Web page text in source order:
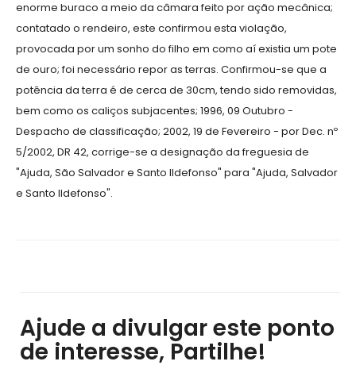
enorme buraco a meio da câmara feito por ação mecânica;
contatado o rendeiro, este confirmou esta violação,
provocada por um sonho do filho em como aí existia um pote
de ouro; foi necessário repor as terras. Confirmou-se que a
potência da terra é de cerca de 30cm, tendo sido removidas,
bem como os caliços subjacentes; 1996, 09 Outubro -
Despacho de classificação; 2002, 19 de Fevereiro - por Dec. nº
5/2002, DR 42, corrige-se a designação da freguesia de
"Ajuda, São Salvador e Santo Ildefonso" para "Ajuda, Salvador
e Santo Ildefonso".
Ajude a divulgar este ponto
de interesse, Partilhe!